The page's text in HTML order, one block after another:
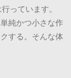
っています。
純かつ小さな作
する。そんな体